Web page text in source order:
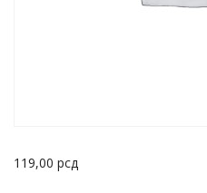
119,00 рсд